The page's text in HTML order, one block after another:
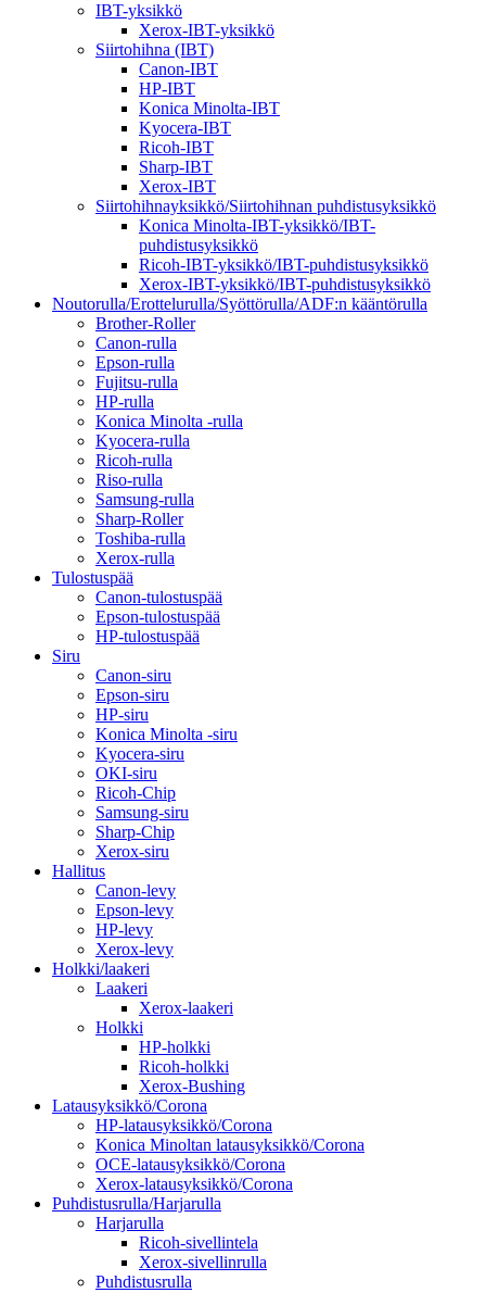
IBT-yksikkö
Xerox-IBT-yksikkö
Siirtohihna (IBT)
Canon-IBT
HP-IBT
Konica Minolta-IBT
Kyocera-IBT
Ricoh-IBT
Sharp-IBT
Xerox-IBT
Siirtohihnayksikkö/Siirtohihnan puhdistusyksikkö
Konica Minolta-IBT-yksikkö/IBT-
puhdistusyksikkö
Ricoh-IBT-yksikkö/IBT-puhdistusyksikkö
Xerox-IBT-yksikkö/IBT-puhdistusyksikkö
Noutorulla/Erottelurulla/Syöttörulla/ADF:n kääntörulla
Brother-Roller
Canon-rulla
Epson-rulla
Fujitsu-rulla
HP-rulla
Konica Minolta -rulla
Kyocera-rulla
Ricoh-rulla
Riso-rulla
Samsung-rulla
Sharp-Roller
Toshiba-rulla
Xerox-rulla
Tulostuspää
Canon-tulostuspää
Epson-tulostuspää
HP-tulostuspää
Siru
Canon-siru
Epson-siru
HP-siru
Konica Minolta -siru
Kyocera-siru
OKI-siru
Ricoh-Chip
Samsung-siru
Sharp-Chip
Xerox-siru
Hallitus
Canon-levy
Epson-levy
HP-levy
Xerox-levy
Holkki/laakeri
Laakeri
Xerox-laakeri
Holkki
HP-holkki
Ricoh-holkki
Xerox-Bushing
Latausyksikkö/Corona
HP-latausyksikkö/Corona
Konica Minoltan latausyksikkö/Corona
OCE-latausyksikkö/Corona
Xerox-latausyksikkö/Corona
Puhdistusrulla/Harjarulla
Harjarulla
Ricoh-sivellintela
Xerox-sivellinrulla
Puhdistusrulla